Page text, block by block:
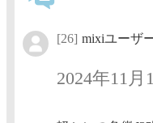
[26] mixiユーザ
2024年11月